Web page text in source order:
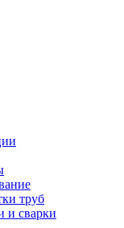
труб
и сварки